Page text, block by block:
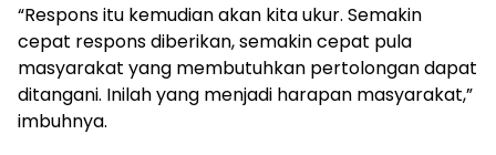
“Respons itu kemudian akan kita ukur. Semakin
cepat respons diberikan, semakin cepat pula
masyarakat yang membutuhkan pertolongan dapat
ditangani. Inilah yang menjadi harapan masyarakat,”
imbuhnya.